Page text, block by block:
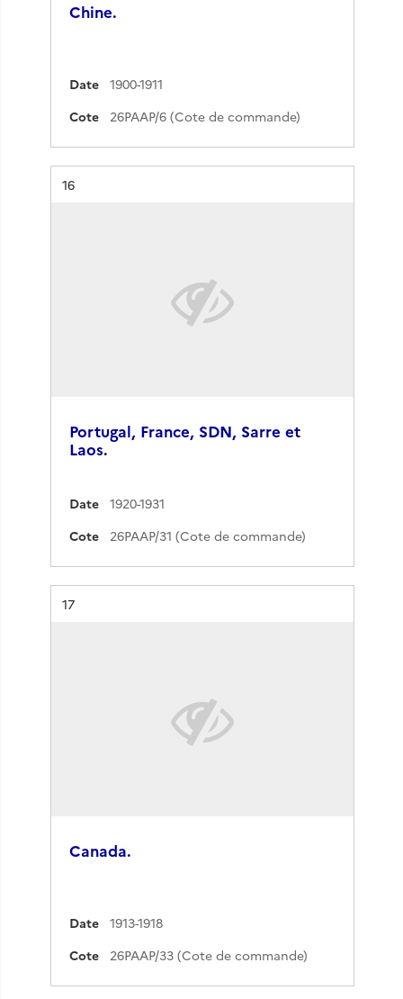
Chine.
Date
1900-1911
Cote
26PAAP/6 (Cote de commande)
Résultat n°
16
Portugal, France, SDN, Sarre et
Laos.
Date
1920-1931
Cote
26PAAP/31 (Cote de commande)
Résultat n°
17
Canada.
Date
1913-1918
Cote
26PAAP/33 (Cote de commande)